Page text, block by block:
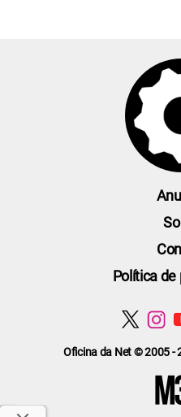
Oficina da Net © 2005 -
Política